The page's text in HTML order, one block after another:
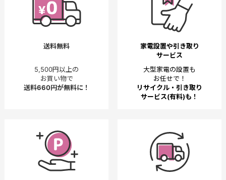
送料無料
5,500円以上の
お買い物で
送料660円が無料に！
家電設置や引き取り
サービス
大型家電の設置も
お任せで！
リサイクル・引き取り
サービス(有料)も！